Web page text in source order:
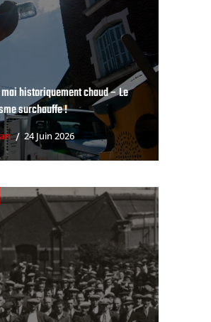
historiquement chaud – Le
surchauffe !
24 Juin 2026